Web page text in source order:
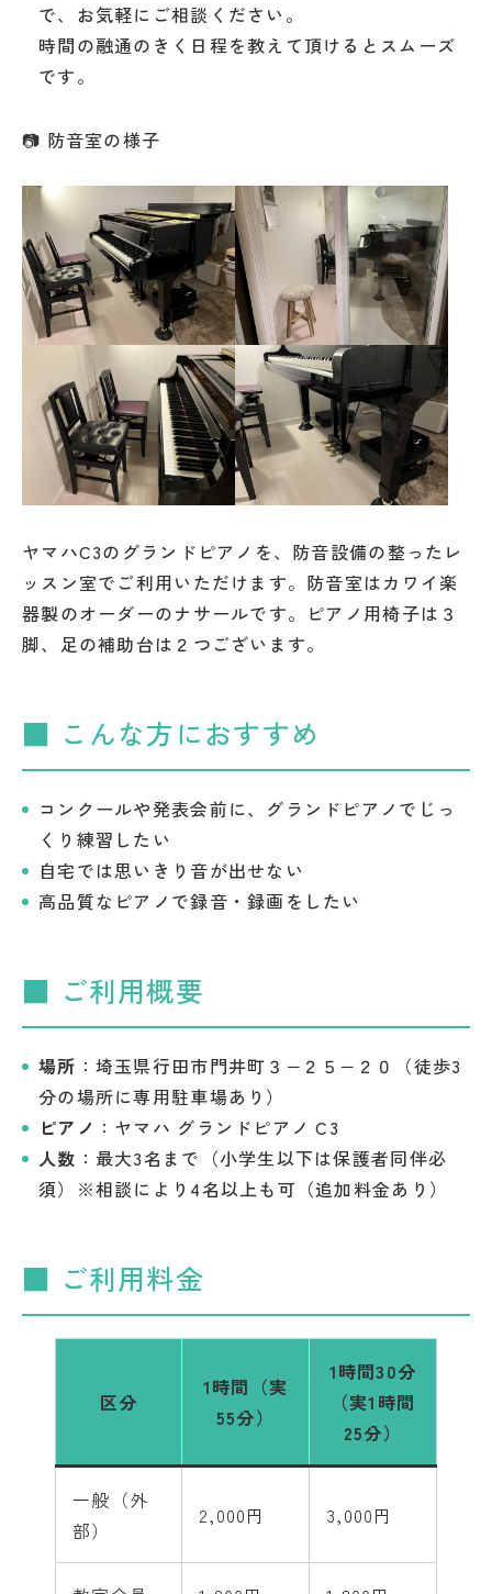
で、お気軽にご相談ください。
時間の融通のきく日程を教えて頂けるとスムーズ
です。
📷 防音室の様子
ヤマハC3のグランドピアノを、防音設備の整ったレ
ッスン室でご利用いただけます。防音室はカワイ楽
器製のオーダーのナサールです。ピアノ用椅子は３
脚、足の補助台は２つございます。
■ こんな方におすすめ
コンクールや発表会前に、グランドピアノでじっ
くり練習したい
自宅では思いきり音が出せない
高品質なピアノで録音・録画をしたい
■ ご利用概要
場所 ：埼玉県行田市門井町３−２５−２０（徒歩3
分の場所に専用駐車場あり）
ピアノ ：ヤマハ グランドピアノ C3
人数 ：最大3名まで（小学生以下は保護者同伴必
須）※相談により4名以上も可（追加料金あり）
■ ご利用料金
区分
1時間（実
55分）
1時間30分
（実1時間
25分）
一般（外
部）
2,000円 3,000円